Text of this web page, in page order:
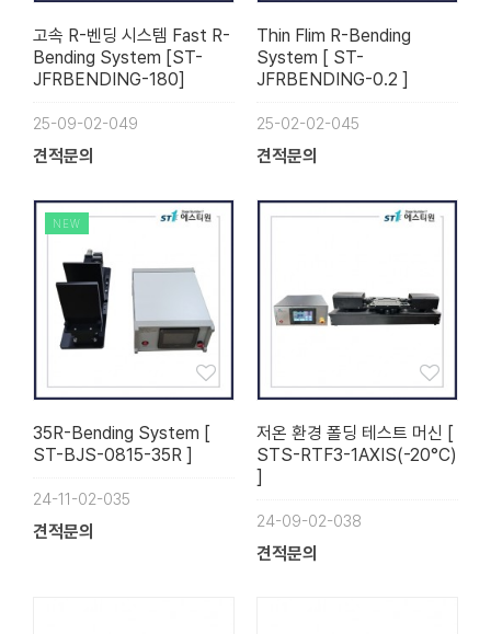
고속 R-벤딩 시스템 Fast R-
Bending System [ST-
JFRBENDING-180]
25-09-02-049
견적문의
Thin Flim R-Bending
System [ ST-
JFRBENDING-0.2 ]
25-02-02-045
견적문의
NEW
35R-Bending System [
ST-BJS-0815-35R ]
24-11-02-035
견적문의
저온 환경 폴딩 테스트 머신 [
STS-RTF3-1AXIS(-20°C)
]
24-09-02-038
견적문의